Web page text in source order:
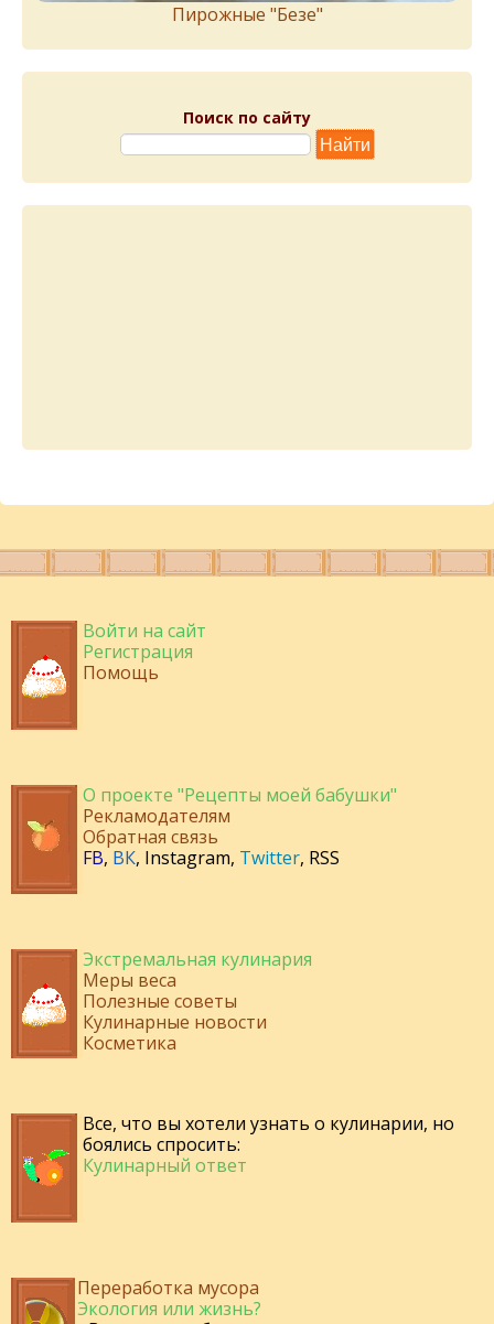
Пирожныe "Бeзe"
Поиск по сайту
Войти на сайт
Регистрация
Помощь
О проекте "Рецепты моей бабушки"
Рекламодателям
Обратная связь
FB, ВК, Instagram, Twitter, RSS
Экстремальная кулинария
Меры веса
Полезные советы
Кулинарные новости
Косметика
Все, что вы хотели узнать о кулинарии, но
боялись спросить:
Кулинарный ответ
Переработка мусора
Экология или жизнь?